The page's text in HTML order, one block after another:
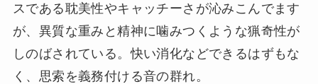
スである耽美性やキャッチーさが沁みこんでます
が、異質な重みと精神に噛みつくような猟奇性が
しのばされている。快い消化などできるはずもな
く、思索を義務付ける音の群れ。